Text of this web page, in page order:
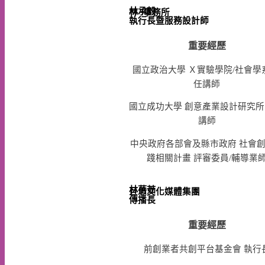
林承毅
林 事務所
執行長暨服務設計師
重要經歷
國立政治大學 Ｘ實驗學院/社會學
任講師
國立成功大學 創意產業設計研究
講師
中央政府各部會及縣市政府 社會
踐相關計畫 評審委員/輔導業
林蓓茹
巨思文化媒體集團
傳播長
重要經歷
前創業者共創平台基金會 執行